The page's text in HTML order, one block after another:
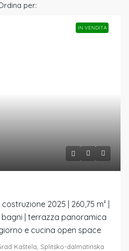
per:
IN VENDITA
2025 | 260,75 m² |
| terrazza panoramica
e cucina open space
Kaštela, Splitsko-dalmatinska